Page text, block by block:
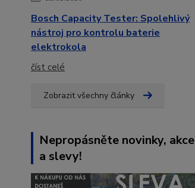
Bosch Capacity Tester: Spolehlivý
nástroj pro kontrolu baterie
elektrokola
číst celé
Zobrazit všechny články
Nepropásněte novinky, akce
a slevy!